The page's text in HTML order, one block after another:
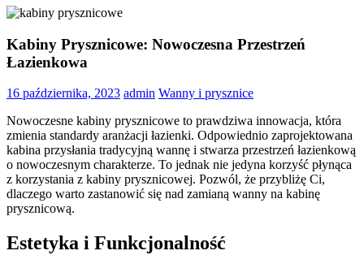
Kabiny Prysznicowe: Nowoczesna Przestrzeń
Łazienkowa
16 października, 2023 admin Wanny i prysznice
Nowoczesne kabiny prysznicowe to prawdziwa innowacja, która
zmienia standardy aranżacji łazienki. Odpowiednio zaprojektowana
kabina przysłania tradycyjną wannę i stwarza przestrzeń łazienkową
o nowoczesnym charakterze. To jednak nie jedyna korzyść płynąca
z korzystania z kabiny prysznicowej. Pozwól, że przybliżę Ci,
dlaczego warto zastanowić się nad zamianą wanny na kabinę
prysznicową.
Estetyka i Funkcjonalność